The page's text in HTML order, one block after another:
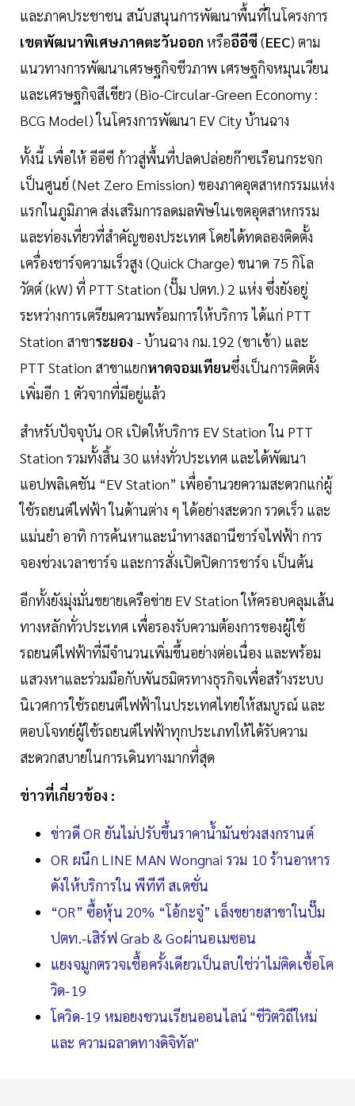
และภาคประชาชน สนับสนุนการพัฒนาพื้นที่ในโครงการ
เขตพัฒนาพิเศษภาคตะวันออก หรืออีอีซี(EEC) ตาม
แนวทางการพัฒนาเศรษฐกิจชีวภาพ เศรษฐกิจหมุนเวียน
และเศรษฐกิจสีเขียว (Bio-Circular-Green Economy :
BCG Model) ในโครงการพัฒนา EV City บ้านฉาง
ทั้งนี้ เพื่อให้ อีอีซี ก้าวสู่พื้นที่ปลดปล่อยก๊าซเรือนกระจก
เป็นศูนย์ (Net Zero Emission) ของภาคอุตสาหกรรมแห่ง
แรกในภูมิภาค ส่งเสริมการลดมลพิษในเขตอุตสาหกรรม
และท่องเที่ยวที่สำคัญของประเทศ โดยได้ทดลองติดตั้ง
เครื่องชาร์จความเร็วสูง (Quick Charge) ขนาด 75 กิโล
วัตต์ (kW) ที่ PTT Station (ปั๊ม ปตท.) 2 แห่ง ซึ่งยังอยู่
ระหว่างการเตรียมความพร้อมการให้บริการ ได้แก่ PTT
Station สาขาระยอง - บ้านฉาง กม.192 (ขาเข้า) และ
PTT Station สาขาแยกหาดจอมเทียนซึ่งเป็นการติดตั้ง
เพิ่มอีก 1 ตัวจากที่มีอยู่แล้ว
สำหรับปัจจุบัน OR เปิดให้บริการ EV Station ใน PTT
Station รวมทั้งสิ้น 30 แห่งทั่วประเทศ และได้พัฒนา
แอปพลิเคชัน “EV Station” เพื่ออำนวยความสะดวกแก่ผู้
ใช้รถยนต์ไฟฟ้า ในด้านต่าง ๆ ได้อย่างสะดวก รวดเร็ว และ
แม่นยำ อาทิ การค้นหาและนำทางสถานีชาร์จไฟฟ้า การ
จองช่วงเวลาชาร์จ และการสั่งเปิดปิดการชาร์จ เป็นต้น
อีกทั้งยังมุ่งมั่นขยายเครือข่าย EV Station ให้ครอบคลุมเส้น
ทางหลักทั่วประเทศ เพื่อรองรับความต้องการของผู้ใช้
รถยนต์ไฟฟ้าที่มีจำนวนเพิ่มขึ้นอย่างต่อเนื่อง และพร้อม
แสวงหาและร่วมมือกับพันธมิตรทางธุรกิจเพื่อสร้างระบบ
นิเวศการใช้รถยนต์ไฟฟ้าในประเทศไทยให้สมบูรณ์ และ
ตอบโจทย์ผู้ใช้รถยนต์ไฟฟ้าทุกประเภทให้ได้รับความ
สะดวกสบายในการเดินทางมากที่สุด
ข่าวที่เกี่ยวข้อง :
ข่าวดี OR ยันไม่ปรับขึ้นราคาน้ำมันช่วงสงกรานต์
OR ผนึก LINE MAN Wongnai รวม 10 ร้านอาหาร
ดังให้บริการใน พีทีที สเตชั่น
“OR” ซื้อหุ้น 20% “โอ้กะจู๋” เล็งขยายสาขาในปั๊ม
ปตท.-เสิร์ฟ Grab & Goผ่านอเมซอน
แยงจมูกตรวจเชื้อครั้งเดียวเป็นลบใช่ว่าไม่ติดเชื้อโค
วิด-19
โควิด-19 หมอยงชวนเรียนออนไลน์ "ชีวิตวิถีใหม่
และ ความฉลาดทางดิจิทัล"